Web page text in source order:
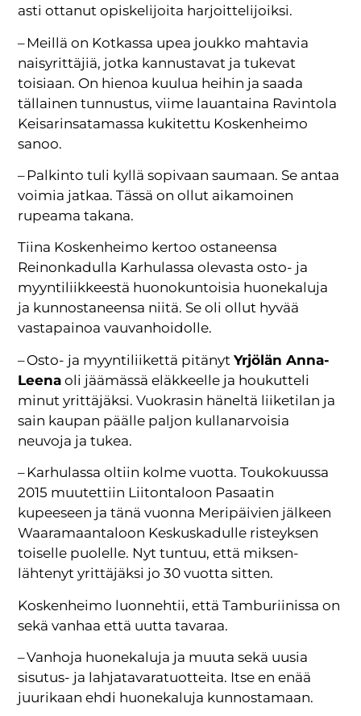
asti ottanut opiskelijoita harjoittelijoiksi.
– Meillä on Kotkassa upea joukko mahtavia
naisyrittäjiä, jotka kannustavat ja tukevat
toisiaan. On hienoa kuulua heihin ja saada
tällainen tunnustus, viime lauantaina Ravintola
Keisarinsatamassa kukitettu Koskenheimo
sanoo.
– Palkinto tuli kyllä sopivaan saumaan. Se antaa
voimia jatkaa. Tässä on ollut aikamoinen
rupeama takana.
Tiina Koskenheimo kertoo ostaneensa
Reinonkadulla Karhulassa olevasta osto- ja
myyntiliikkeestä huonokuntoisia huonekaluja
ja kunnostaneensa niitä. Se oli ollut hyvää
vastapainoa vauvanhoidolle.
– Osto- ja myyntiliikettä pitänytYrjölän Anna-
Leena oli jäämässä eläkkeelle ja houkutteli
minut yrittäjäksi. Vuokrasin häneltä liiketilan ja
sain kaupan päälle paljon kullanarvoisia
neuvoja ja tukea.
– Karhulassa oltiin kolme vuotta. Toukokuussa
2015 muutettiin Liiton­taloon Pasaatin
kupeeseen ja tänä vuonna Meripäivien jälkeen
Waa­ra­maan­taloon Keskuskadulle risteyksen
toiselle puolelle. Nyt tuntuu, että miks­en­
lähtenyt yrittäjäksi jo 30 vuotta sitten.
Koskenheimo luonnehtii, että Tamburiinissa on
sekä vanhaa että uutta tavaraa.
– Vanhoja huonekaluja ja muuta sekä uusia
sisutus- ja lahjatavaratuotteita. Itse en enää
juurikaan ehdi huonekaluja kunnostamaan.